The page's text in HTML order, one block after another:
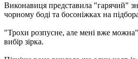
Виконавиця представила "гарячий"
чорному боді та босоніжках на
"Трохи розпусне, але мені вже
вибір зірка.